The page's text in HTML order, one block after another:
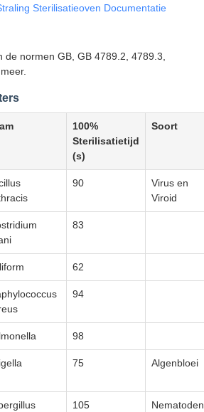
Sterilisatieoven Documentatie
de normen GB, GB 4789.2, 4789.3,
100%
Sterilisatietijd
(s)
Soort
90
Virus en
Viroid
83
62
94
98
75 Algenbloei
105
Nematoden